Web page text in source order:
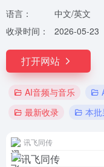
语言：
中文/英文
收录时间：
2026-05-23
打开网站
AI音频与音乐
最新收录
本
讯飞同传